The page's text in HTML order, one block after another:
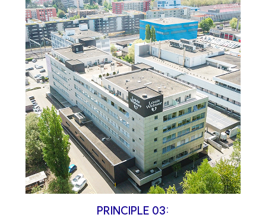
PRINCIPLE 03: